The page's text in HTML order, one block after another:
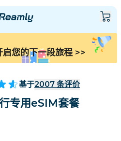
您的下一段旅程 >>
基于2007 条评价
专用eSIM套餐